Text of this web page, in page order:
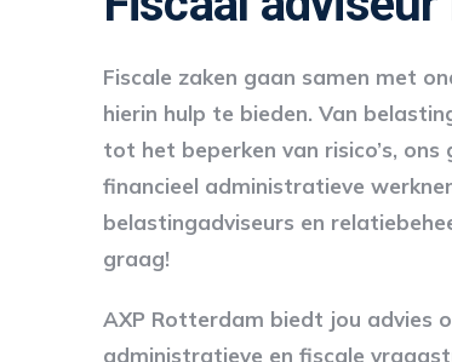
Fiscale zaken gaan samen met
hierin hulp te bieden. Van
tot het beperken van risico’s,
financieel administratieve
belastingadviseurs en
graag!
AXP Rotterdam biedt jou advies
administratieve en fiscale